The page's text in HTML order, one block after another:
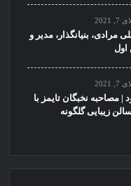
2021
مرادی، بنیانگذار، مدیر و
اول
2021
| مصاحبه نخبگان تایمز با
زیبایی گلگونه